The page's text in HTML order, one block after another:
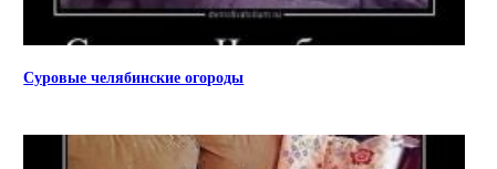
Суровые челябинские огороды